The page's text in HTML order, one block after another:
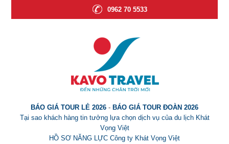
0962 70 5533
BÁO GIÁ TOUR LẺ 2026 - BÁO GIÁ TOUR ĐOÀN 2026
Tại sao khách hàng tin tưởng lựa chọn dịch vụ của du lịch Khát
Vọng Việt
HỒ SƠ NĂNG LỰC Công ty Khát Vọng Việt